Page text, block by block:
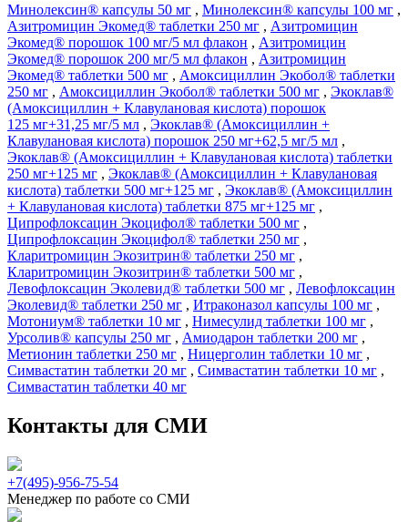
Минолексин® капсулы 50 мг , Минолексин® капсулы 100 мг ,
Азитромицин Экомед® таблетки 250 мг , Азитромицин
Экомед® порошок 100 мг/5 мл флакон , Азитромицин
Экомед® порошок 200 мг/5 мл флакон , Азитромицин
Экомед® таблетки 500 мг , Амоксициллин Экобол® таблетки
250 мг , Амоксициллин Экобол® таблетки 500 мг , Экоклав®
(Амоксициллин + Клавулановая кислота) порошок
125 мг+31,25 мг/5 мл , Экоклав® (Амоксициллин +
Клавулановая кислота) порошок 250 мг+62,5 мг/5 мл ,
Экоклав® (Амоксициллин + Клавулановая кислота) таблетки
250 мг+125 мг , Экоклав® (Амоксициллин + Клавулановая
кислота) таблетки 500 мг+125 мг , Экоклав® (Амоксициллин
+ Клавулановая кислота) таблетки 875 мг+125 мг ,
Ципрофлоксацин Экоцифол® таблетки 500 мг ,
Ципрофлоксацин Экоцифол® таблетки 250 мг ,
Кларитромицин Экозитрин® таблетки 250 мг ,
Кларитромицин Экозитрин® таблетки 500 мг ,
Левофлоксацин Эколевид® таблетки 500 мг , Левофлоксацин
Эколевид® таблетки 250 мг , Итраконазол капсулы 100 мг ,
Мотониум® таблетки 10 мг , Нимесулид таблетки 100 мг ,
Урсолив® капсулы 250 мг , Амиодарон таблетки 200 мг ,
Метионин таблетки 250 мг , Ницерголин таблетки 10 мг ,
Симвастатин таблетки 20 мг , Симвастатин таблетки 10 мг ,
Симвастатин таблетки 40 мг
Контакты для СМИ
+7(495)-956-75-54
Менеджер по работе со СМИ